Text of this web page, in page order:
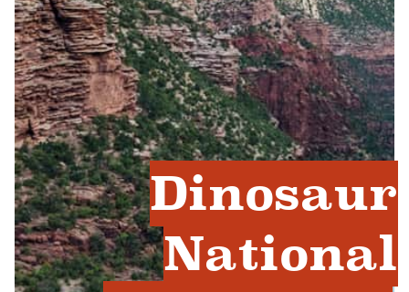
Dinosaur
National